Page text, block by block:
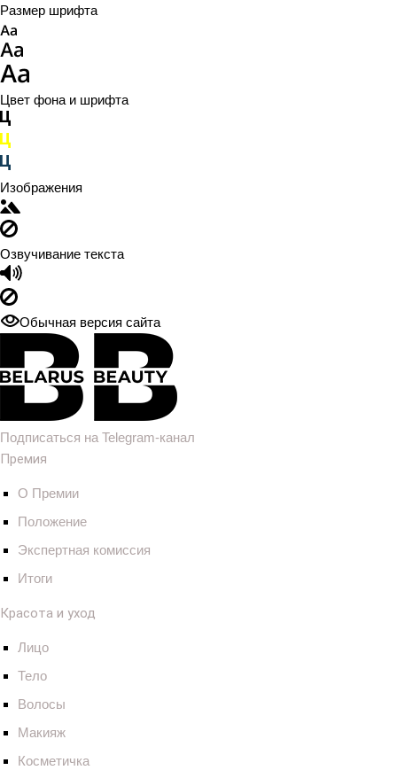
Размер шрифта
Цвет фона и шрифта
Изображения
Озвучивание текста
Обычная версия сайта
Подписаться на Telegram-канал
Премия
О Премии
Положение
Экспертная комиссия
Итоги
Красота и уход
Лицо
Тело
Волосы
Макияж
Косметичка